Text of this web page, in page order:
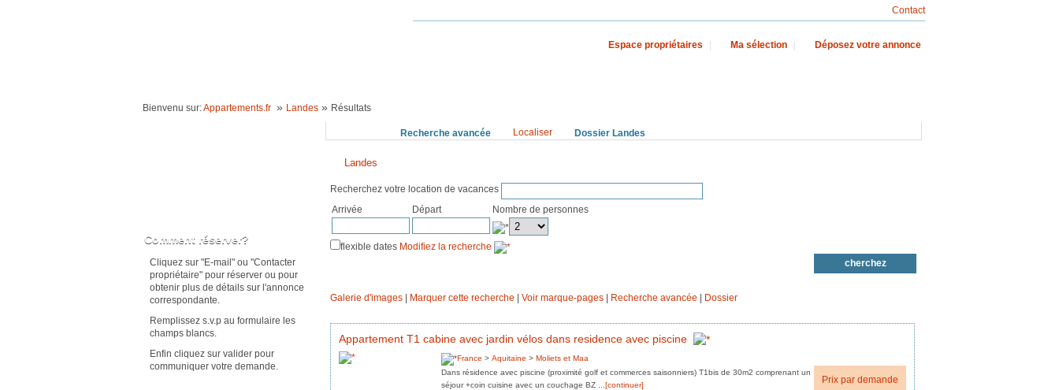
Contact
Espace propriétaires Ma sélection Déposez votre annonce
Bienvenu sur:Appartements.fr » Landes » Résultats
Comment réserver?
Cliquez sur "E-mail" ou "Contacter
propriétaire" pour réserver ou pour
obtenir plus de détails sur l'annonce
correspondante.
Remplissez s.v.p au formulaire les
champs blancs.
Enfin cliquez sur valider pour
communiquer votre demande.
Recherche avancée Localiser Dossier Landes
Landes
Recherchez votre location de vacances
Arrivée
Départ Nombre de personnes
flexible dates Modifiez la recherche
Galerie d'images | Marquer cette recherche | Voir marque-pages | Recherche avancée | Dossier
Appartement T1 cabine avec jardin vélos dans residence avec piscine
France > Aquitaine > Moliets et Maa
Prix par demande
Dans résidence avec piscine (proximité golf et commerces saisonniers) T1bis de 30m2 comprenant un
séjour +coin cuisine avec un couchage BZ ... [continuer]